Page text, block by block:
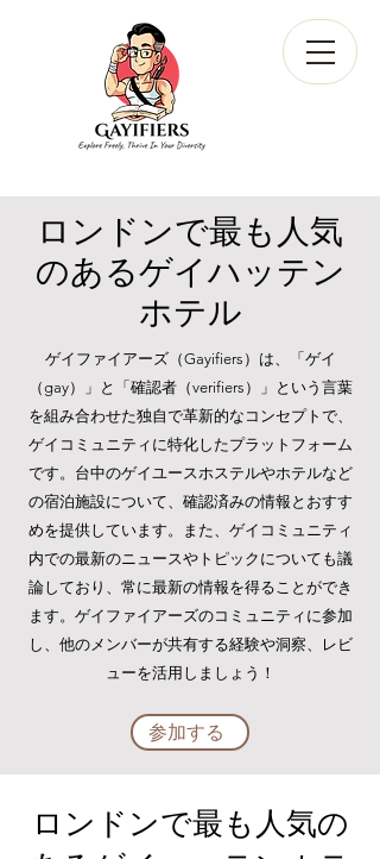
ロンドンで最も人気
のあるゲイハッテン
ホテル
ゲイファイアーズ（Gayifiers）は、「ゲイ
（gay）」と「確認者（verifiers）」という言葉
を組み合わせた独自で革新的なコンセプトで、
ゲイコミュニティに特化したプラットフォーム
です。台中のゲイユースホステルやホテルなど
の宿泊施設について、確認済みの情報とおすす
めを提供しています。また、ゲイコミュニティ
内での最新のニュースやトピックについても議
論しており、常に最新の情報を得ることができ
ます。ゲイファイアーズのコミュニティに参加
し、他のメンバーが共有する経験や洞察、レビ
ューを活用しましょう！
参加する
ロンドンで最も人気の